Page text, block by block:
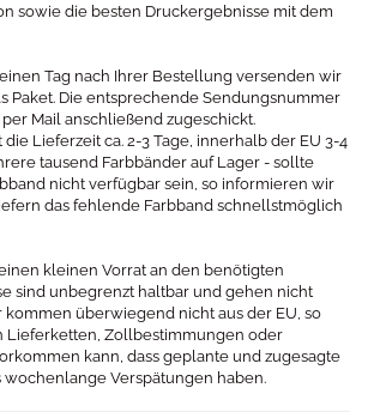
sowie die besten Druckergebnisse mit dem
Tag nach Ihrer Bestellung versenden wir
Paket. Die entsprechende Sendungsnummer
Mail anschließend zugeschickt.
Lieferzeit ca. 2-3 Tage, innerhalb der EU 3-4
tausend Farbbänder auf Lager - sollte
nicht verfügbar sein, so informieren wir
das fehlende Farbband schnellstmöglich
kleinen Vorrat an den benötigten
sind unbegrenzt haltbar und gehen nicht
kommen überwiegend nicht aus der EU, so
Lieferketten, Zollbestimmungen oder
kann, dass geplante und zugesagte
Verspätungen haben.